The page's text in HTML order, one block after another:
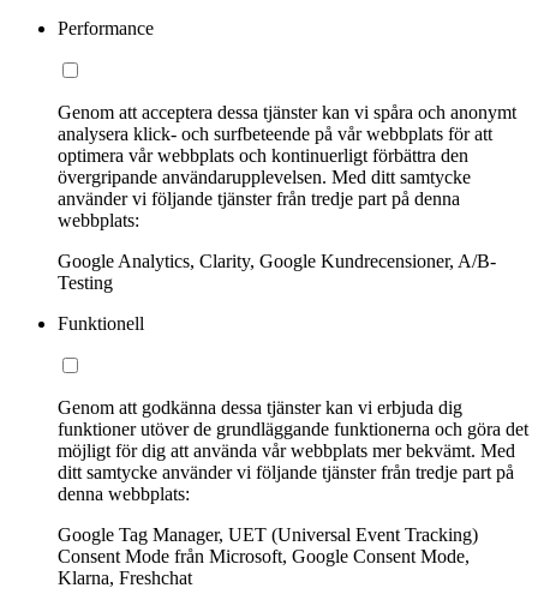
Performance
Genom att acceptera dessa tjänster kan vi spåra och anonymt
analysera klick- och surfbeteende på vår webbplats för att
optimera vår webbplats och kontinuerligt förbättra den
övergripande användarupplevelsen. Med ditt samtycke
använder vi följande tjänster från tredje part på denna
webbplats:
Google Analytics, Clarity, Google Kundrecensioner, A/B-
Testing
Funktionell
Genom att godkänna dessa tjänster kan vi erbjuda dig
funktioner utöver de grundläggande funktionerna och göra det
möjligt för dig att använda vår webbplats mer bekvämt. Med
ditt samtycke använder vi följande tjänster från tredje part på
denna webbplats:
Google Tag Manager, UET (Universal Event Tracking)
Consent Mode från Microsoft, Google Consent Mode,
Klarna, Freshchat